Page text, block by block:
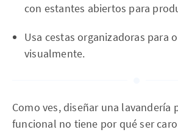
con estantes abiertos para
Usa cestas organizadoras para
visualmente.
Como ves, diseñar una lavandería
funcional no tiene por qué ser